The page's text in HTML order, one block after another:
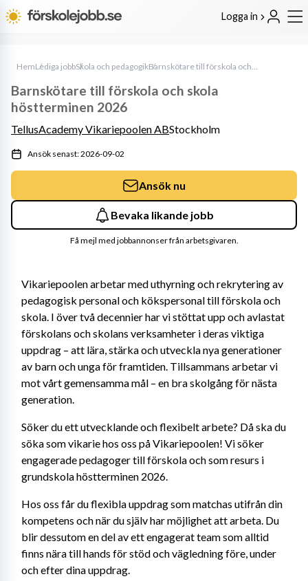
Logga in
HemLediga jobbSkola och pedagogik Barnskötare till förskola och skola höstterminen 2026
Vikariepoolen arbetar med uthyrning och rekrytering av
pedagogisk personal och kökspersonal till förskola och
skola. I över två decennier har vi stöttat upp och avlastat
förskolans och skolans verksamheter i deras viktiga
uppdrag – att lära, stärka och utveckla nya generationer
av barn och unga för framtiden. Tillsammans arbetar vi
mot vårt gemensamma mål – en bra skolgång för nästa
generation.
Söker du ett utvecklande och flexibelt arbete? Då ska du
söka som vikarie hos oss på Vikariepoolen! Vi söker
engagerade pedagoger till förskola och som resurs i
grundskola höstterminen 2026.
Hos oss får du flexibla uppdrag som matchas utifrån din
kompetens och när du själv har möjlighet att arbeta. Du
blir dessutom en del av ett engagerat team som alltid
finns nära till hands för stöd och vägledning före, under
och efter dina uppdrag.
Barnskötare till förskola och skola
höstterminen 2026
TellusAcademy Vikariepoolen ABStockholm
Ansök senast: 2026-09-02
Ansök nu
Bevaka likande jobb
Få mejl med jobbannonser från arbetsgivaren.